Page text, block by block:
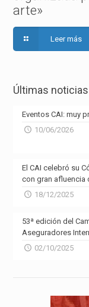
arte»
Leer más
Últimas noticias
Eventos CAI: muy
10/06/2026
El CAI celebró su
con gran
18/12/2025
53ª edición del
Aseguradores
02/10/2025